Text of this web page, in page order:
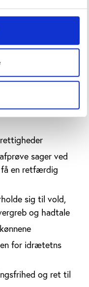
ikke i årets
sammen med
til
på at
sociale rettigheder.
medlemslande til
sager ved
en retfærdig
sig til vold,
og hadtale
for idrætetns
og ret til